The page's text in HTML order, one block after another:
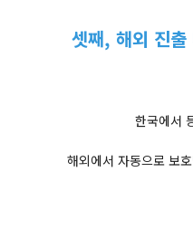
셋째, 해외 진출
한국에서
해외에서 자동으로 보